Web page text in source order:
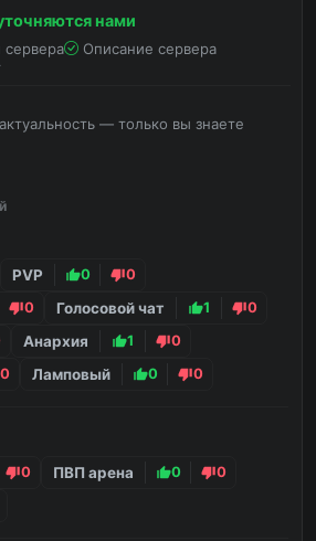
нами
сервера
Описание сервера
— только вы знаете
PVP 0 0
0 Голосовой чат 1 0
Анархия 1 0
0 Ламповый 0 0
0 ПВП арена 0 0